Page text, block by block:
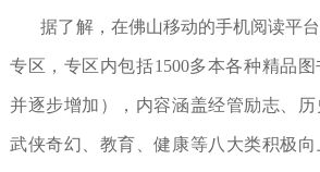
据了解，在佛山移动的手机阅读平台
专区，专区内包括1500多本各种精品
并逐步增加），内容涵盖经管励志、历
武侠奇幻、教育、健康等八大类积极